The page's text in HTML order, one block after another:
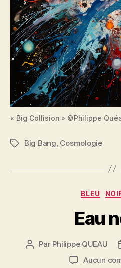
« Big Collision » ©Philippe
Étiquettes
Big Bang Cosmologie
BLEU
Eau
Auteur
Par Philippe QUEAU
Aucun